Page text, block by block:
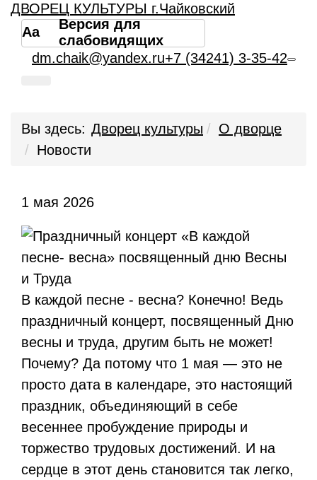
ДВОРЕЦ КУЛЬТУРЫ г.Чайковский
Aa
Версия для
слабовидящих
+7 (34241) 3-35-42
dm.chaik@yandex.ru
Вы здесь: Дворец культуры
О дворце
Новости
1 мая 2026
В каждой песне - весна? Конечно! Ведь
праздничный концерт, посвященный Дню
весны и труда, другим быть не может!
Почему? Да потому что 1 мая — это не
просто дата в календаре, это настоящий
праздник, объединяющий в себе
весеннее пробуждение природы и
торжество трудовых достижений. И на
сердце в этот день становится так легко,